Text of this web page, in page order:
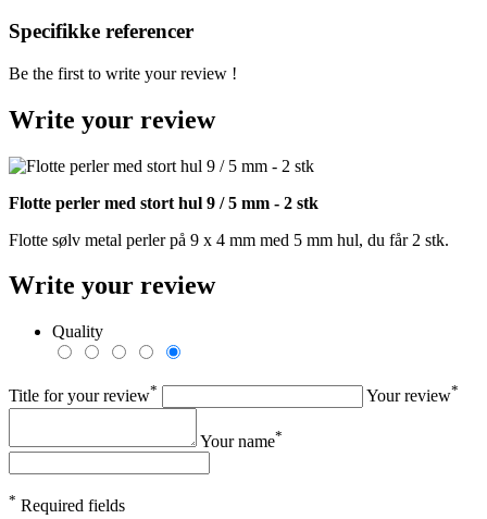
Specifikke referencer
Be the first to write your review !
Write your review
Flotte perler med stort hul 9 / 5 mm - 2 stk
Flotte sølv metal perler på 9 x 4 mm med 5 mm hul, du får 2 stk.
Write your review
Quality
Title for your review* Your review*
Your name*
* Required fields